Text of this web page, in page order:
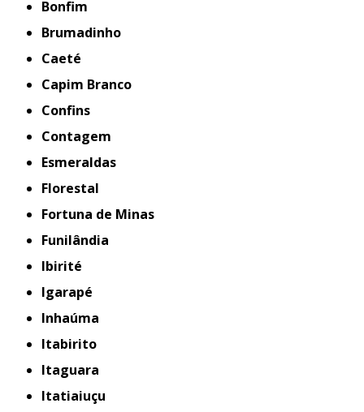
Bonfim
Brumadinho
Caeté
Capim Branco
Confins
Contagem
Esmeraldas
Florestal
Fortuna de Minas
Funilândia
Ibirité
Igarapé
Inhaúma
Itabirito
Itaguara
Itatiaiuçu